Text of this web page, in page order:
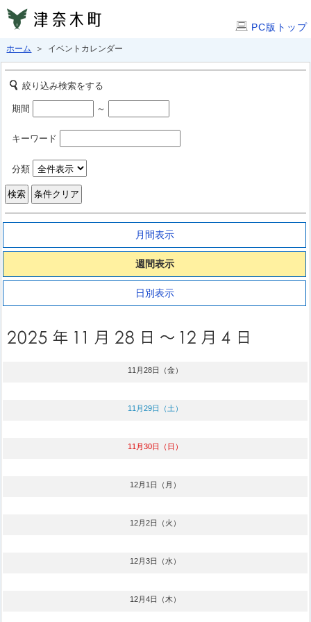
PC版トップ
ホーム ＞ イベントカレンダー
絞り込み検索をする
期間 ～
キーワード
分類
月間表示
週間表示
日別表示
11月28日（金）
11月29日（土）
11月30日（日）
12月1日（月）
12月2日（火）
12月3日（水）
12月4日（木）